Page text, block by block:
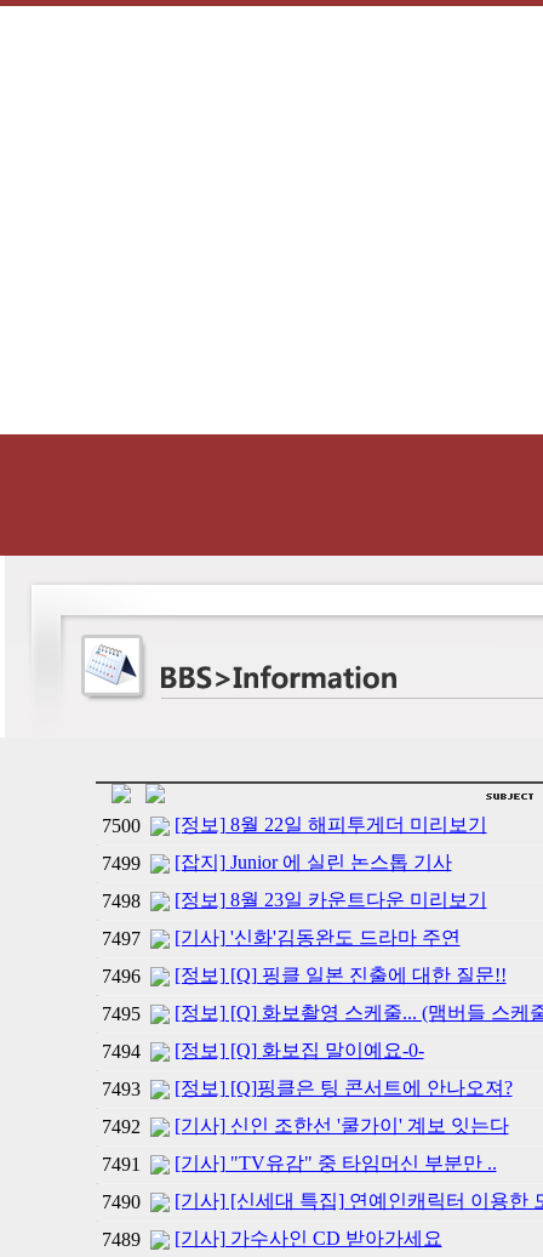
7500
[정보] 8월 22일 해피투게더 미리보기
7499
[잡지] Junior 에 실린 논스톱 기사
7498
[정보] 8월 23일 카운트다운 미리보기
7497
[기사] '신화'김동완도 드라마 주연
7496
[정보] [Q] 핑클 일본 진출에 대한 질문!!
7495
[정보] [Q] 화보촬영 스케줄... (맴버들 스케
7494
[정보] [Q] 화보집 말이예요-0-
7493
[정보] [Q]핑클은 팅 콘서트에 안나오져?
7492
[기사] 신인 조한선 '쿨가이' 계보 잇는다
7491
[기사] "TV유감" 중 타임머신 부분만 ..
7490
[기사] [신세대 특집] 연예인캐릭터 이용한
7489
[기사] 가수사인 CD 받아가세요